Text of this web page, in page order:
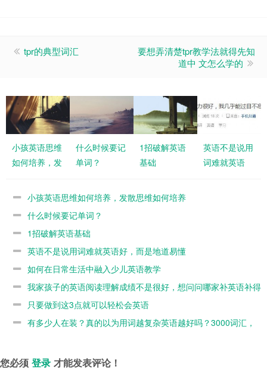
tpr的典型词汇
要想弄清楚tpr教学法就得先知
道中 文怎么学的
小孩英语思维
如何培养，发
什么时候要记
单词？
1招破解英语
基础
英语不是说用
词难就英语
小孩英语思维如何培养，发散思维如何培养
什么时候要记单词？
1招破解英语基础
英语不是说用词难就英语好，而是地道易懂
如何在日常生活中融入少儿英语教学
我家孩子的英语阅读理解成绩不是很好，想问问哪家补英语补得
不错的？只要做到这3点就可以轻松会英语
有多少人在装？真的以为用词越复杂英语越好吗？3000词汇，
您必须 登录 才能发表评论！